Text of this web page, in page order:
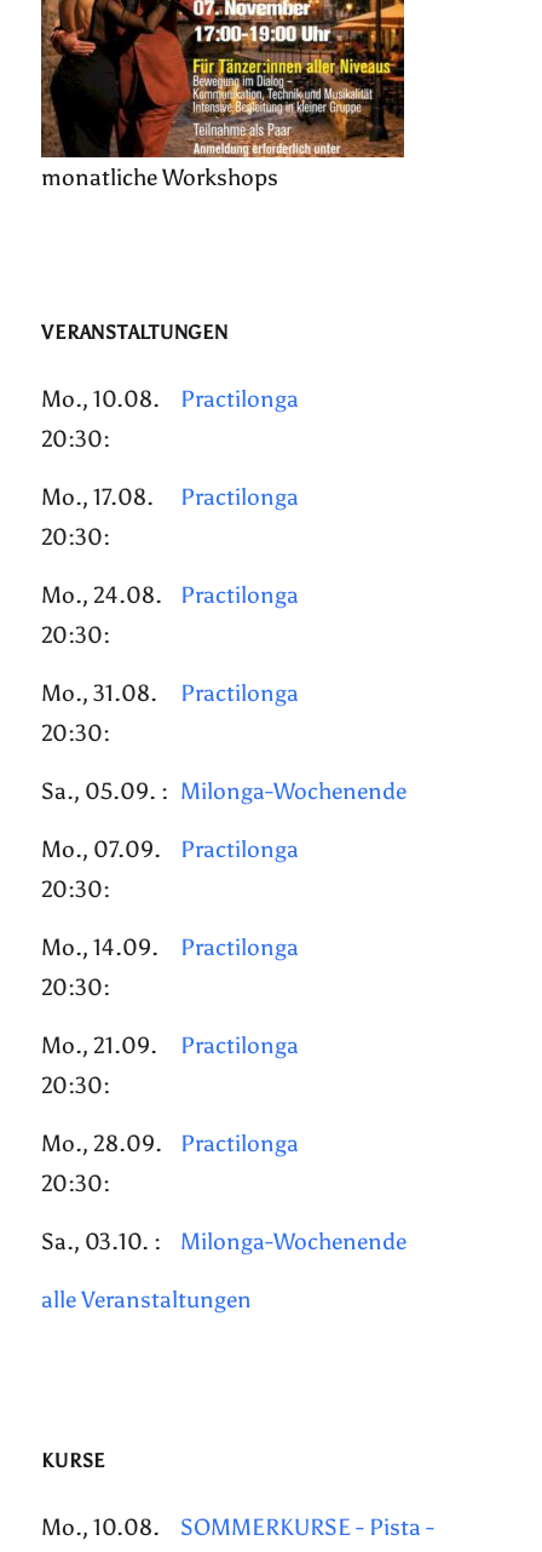
monatliche Workshops
VERANSTALTUNGEN
Mo., 10.08.
20:30:
Practilonga
Mo., 17.08.
20:30:
Practilonga
Mo., 24.08.
20:30:
Practilonga
Mo., 31.08.
20:30:
Practilonga
Sa., 05.09. : Milonga-Wochenende
Mo., 07.09.
20:30:
Practilonga
Mo., 14.09.
20:30:
Practilonga
Mo., 21.09.
20:30:
Practilonga
Mo., 28.09.
20:30:
Practilonga
Sa., 03.10. : Milonga-Wochenende
alle Veranstaltungen
KURSE
Mo., 10.08.
SOMMERKURSE - Pista -